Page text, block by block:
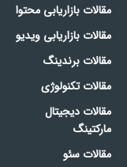
مقالات بازاریابی محتوا
مقالات بازاریابی ویدیو
مقالات برندینگ
مقالات تکنولوژی
مقالات دیجیتال
مارکتینگ
مقالات سئو